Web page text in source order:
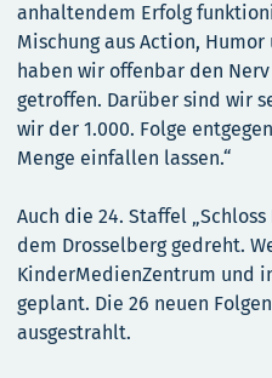
anhaltendem Erfolg
Mischung aus Action,
haben wir offenbar den
getroffen. Darüber sind wir
wir der 1.000. Folge
Menge einfallen lassen.“
Auch die 24. Staffel
dem Drosselberg gedreht.
KinderMedienZentrum und
geplant. Die 26 neuen
ausgestrahlt.